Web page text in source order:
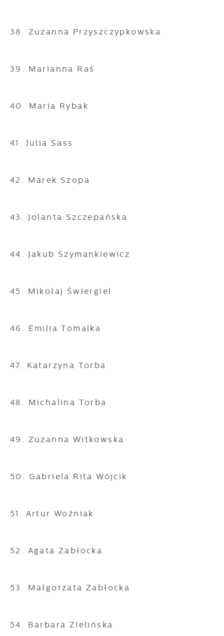
38. Zuzanna Przyszczypkowska
39. Marianna Raś
40. Maria Rybak
41. Julia Sass
42. Marek Szopa
43. Jolanta Szczepańska
44. Jakub Szymankiewicz
45. Mikołaj Świergiel
46. Emilia Tomalka
47. Katarzyna Torba
48. Michalina Torba
49. Zuzanna Witkowska
50. Gabriela Rita Wójcik
51. Artur Woźniak
52. Agata Zabłocka
53. Małgorzata Zabłocka
54. Barbara Zielińska